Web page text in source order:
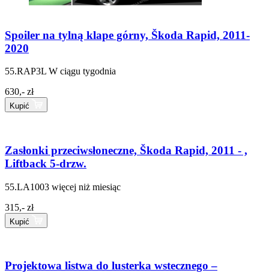
Spoiler na tylną klape górny, Škoda Rapid, 2011-
2020
55.RAP3L W ciągu tygodnia
630,- zł
Kupić
Zasłonki przeciwsłoneczne, Škoda Rapid, 2011 - ,
Liftback 5-drzw.
55.LA1003 więcej niż miesiąc
315,- zł
Kupić
Projektowa listwa do lusterka wstecznego –